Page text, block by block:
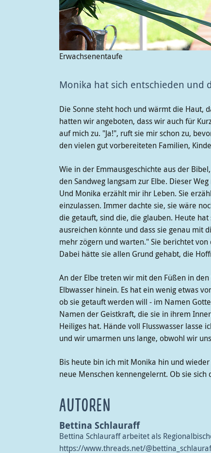
Erwachsenentaufe
Monika hat sich entschieden und
Die Sonne steht hoch und wärmt die Haut,
hatten wir angeboten, dass wir auch für
auf mich zu. "Ja!", ruft sie mir schon zu,
den vielen gut vorbereiteten Familien,
Wie in der Emmausgeschichte aus der
den Sandweg langsam zur Elbe. Dieser
Und Monika erzählt mir ihr Leben. Sie
einzulassen. Immer dachte sie, sie wäre
die getauft, sind die, die glauben. Heute
ausreichen könnte und dass sie genau mit
mehr zögern und warten." Sie berichtet
Dabei hätte sie allen Grund gehabt, die
An der Elbe treten wir mit den Füßen in
Elbwasser hinein. Es hat ein wenig etwas
ob sie getauft werden will - im Namen
Namen der Geistkraft, die sie in ihrem
Heiliges hat. Hände voll Flusswasser lasse
und wir umarmen uns lange, obwohl wir
Bis heute bin ich mit Monika hin und
neue Menschen kennengelernt. Ob sie
AUTOREN
Bettina Schlauraff
Bettina Schlauraff arbeitet als
https://www.threads.net/